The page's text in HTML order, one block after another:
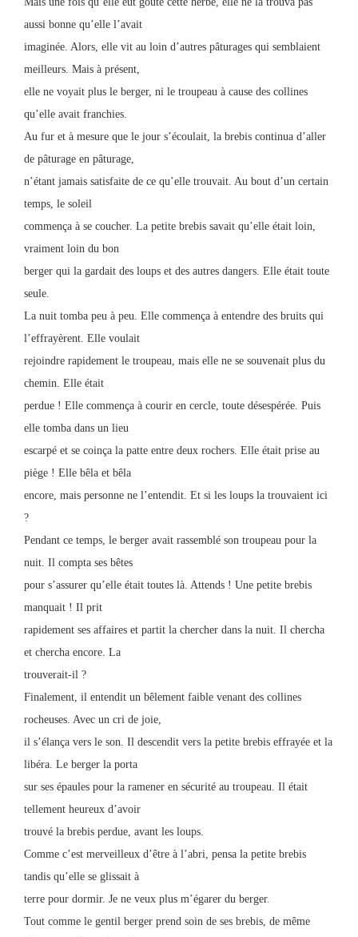
aussi bonne qu’elle l’avait
imaginée. Alors, elle vit au loin d’autres pâturages qui semblaient
meilleurs. Mais à présent,
elle ne voyait plus le berger, ni le troupeau à cause des collines
qu’elle avait franchies.
Au fur et à mesure que le jour s’écoulait, la brebis continua d’aller
de pâturage en pâturage,
n’étant jamais satisfaite de ce qu’elle trouvait. Au bout d’un certain
temps, le soleil
commença à se coucher. La petite brebis savait qu’elle était loin,
vraiment loin du bon
berger qui la gardait des loups et des autres dangers. Elle était toute
seule.
La nuit tomba peu à peu. Elle commença à entendre des bruits qui
l’effrayèrent. Elle voulait
rejoindre rapidement le troupeau, mais elle ne se souvenait plus du
chemin. Elle était
perdue ! Elle commença à courir en cercle, toute désespérée. Puis
elle tomba dans un lieu
escarpé et se coinça la patte entre deux rochers. Elle était prise au
piège ! Elle bêla et bêla
encore, mais personne ne l’entendit. Et si les loups la trouvaient ici
?
Pendant ce temps, le berger avait rassemblé son troupeau pour la
nuit. Il compta ses bêtes
pour s’assurer qu’elle était toutes là. Attends ! Une petite brebis
manquait ! Il prit
rapidement ses affaires et partit la chercher dans la nuit. Il chercha
et chercha encore. La
trouverait-il ?
Finalement, il entendit un bêlement faible venant des collines
rocheuses. Avec un cri de joie,
il s’élança vers le son. Il descendit vers la petite brebis effrayée et la
libéra. Le berger la porta
sur ses épaules pour la ramener en sécurité au troupeau. Il était
tellement heureux d’avoir
trouvé la brebis perdue, avant les loups.
Comme c’est merveilleux d’être à l’abri, pensa la petite brebis
tandis qu’elle se glissait à
terre pour dormir. Je ne veux plus m’égarer du berger.
Tout comme le gentil berger prend soin de ses brebis, de même